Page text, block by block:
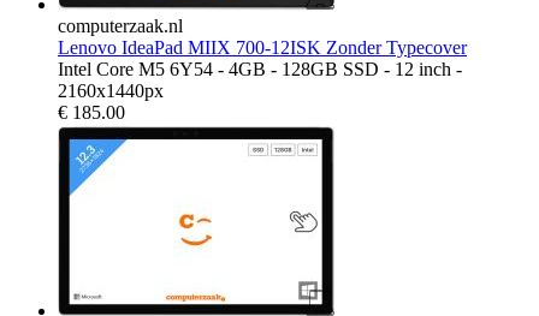
computerzaak.nl
Lenovo IdeaPad MIIX 700-12ISK Zonder Typecover
Intel Core M5 6Y54 - 4GB - 128GB SSD - 12 inch -
2160x1440px
€ 185.00